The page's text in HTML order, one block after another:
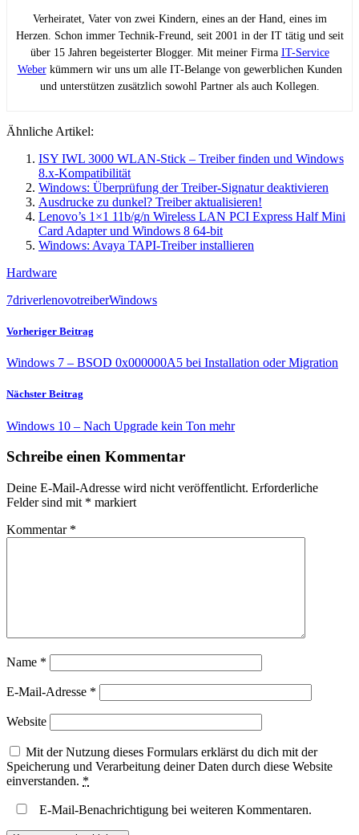
Verheiratet, Vater von zwei Kindern, eines an der Hand, eines im
Herzen. Schon immer Technik-Freund, seit 2001 in der IT tätig und seit
über 15 Jahren begeisterter Blogger. Mit meiner Firma IT-Service
Weberkümmern wir uns um alle IT-Belange von gewerblichen Kunden
und unterstützen zusätzlich sowohl Partner als auch Kollegen.
Ähnliche Artikel:
ISY IWL 3000 WLAN-Stick – Treiber finden und Windows
8.x-Kompatibilität
Windows: Überprüfung der Treiber-Signatur deaktivieren
Ausdrucke zu dunkel? Treiber aktualisieren!
Lenovo’s 1×1 11b/g/n Wireless LAN PCI Express Half Mini
Card Adapter und Windows 8 64-bit
Windows: Avaya TAPI-Treiber installieren
Hardware
7driverlenovotreiberWindows
Vorheriger Beitrag
Windows 7 – BSOD 0x000000A5 bei Installation oder Migration
Nächster Beitrag
Windows 10 – Nach Upgrade kein Ton mehr
Schreibe einen Kommentar
Deine E-Mail-Adresse wird nicht veröffentlicht. Erforderliche
Felder sind mit * markiert
Kommentar *
Name *
E-Mail-Adresse *
Website
Mit der Nutzung dieses Formulars erklärst du dich mit der
Speicherung und Verarbeitung deiner Daten durch diese Website
einverstanden. *
E-Mail-Benachrichtigung bei weiteren Kommentaren.